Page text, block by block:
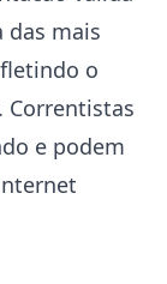
das mais
o
Correntistas
e podem